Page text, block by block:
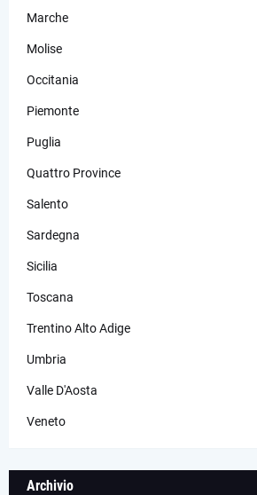
Marche
Molise
Occitania
Piemonte
Puglia
Quattro Province
Salento
Sardegna
Sicilia
Toscana
Trentino Alto Adige
Umbria
Valle D'Aosta
Veneto
Archivio